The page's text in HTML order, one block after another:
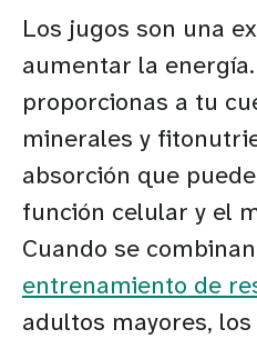
Los jugos son una
aumentar la
proporcionas a tu
minerales y
absorción que
función celular y el
Cuando se
entrenamiento de
adultos mayores,